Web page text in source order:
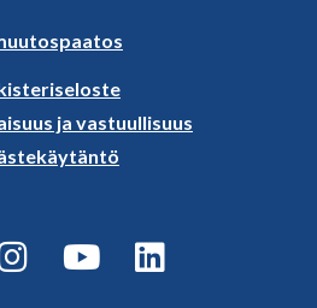
ja vastuullisuus